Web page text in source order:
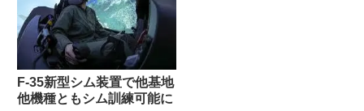
段階で諸外国用も含め...
F-35新型シム装置で他基地
他機種ともシム訓練可能に